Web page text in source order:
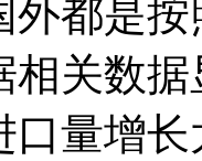
外都是
相关数
口量增